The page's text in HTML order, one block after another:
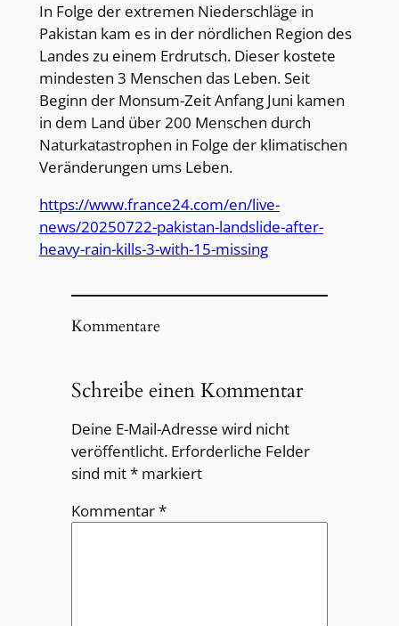
In Folge der extremen Niederschläge in
Pakistan kam es in der nördlichen Region des
Landes zu einem Erdrutsch. Dieser kostete
mindesten 3 Menschen das Leben. Seit
Beginn der Monsum-Zeit Anfang Juni kamen
in dem Land über 200 Menschen durch
Naturkatastrophen in Folge der klimatischen
Veränderungen ums Leben.
https://www.france24.com/en/live-
news/20250722-pakistan-landslide-after-
heavy-rain-kills-3-with-15-missing
Kommentare
Schreibe einen Kommentar
Deine E-Mail-Adresse wird nicht
veröffentlicht. Erforderliche Felder
sind mit*markiert
Kommentar*